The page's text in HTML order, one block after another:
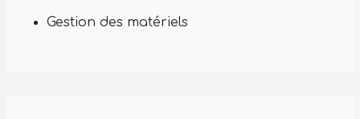
Gestion des matériels